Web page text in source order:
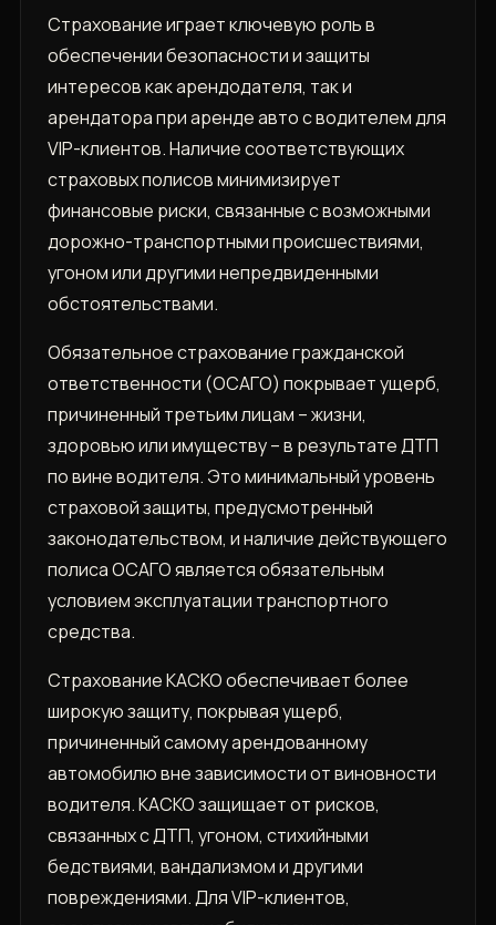
Страхование играет ключевую роль в
обеспечении безопасности и защиты
интересов как арендодателя, так и
арендатора при аренде авто с водителем для
VIP-клиентов. Наличие соответствующих
страховых полисов минимизирует
финансовые риски, связанные с возможными
дорожно-транспортными происшествиями,
угоном или другими непредвиденными
обстоятельствами.
Обязательное страхование гражданской
ответственности (ОСАГО) покрывает ущерб,
причиненный третьим лицам – жизни,
здоровью или имуществу – в результате ДТП
по вине водителя. Это минимальный уровень
страховой защиты, предусмотренный
законодательством, и наличие действующего
полиса ОСАГО является обязательным
условием эксплуатации транспортного
средства.
Страхование КАСКО обеспечивает более
широкую защиту, покрывая ущерб,
причиненный самому арендованному
автомобилю вне зависимости от виновности
водителя. КАСКО защищает от рисков,
связанных с ДТП, угоном, стихийными
бедствиями, вандализмом и другими
повреждениями. Для VIP-клиентов,